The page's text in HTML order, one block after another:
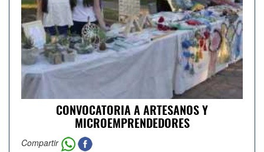
CONVOCATORIA A ARTESANOS Y
MICROEMPRENDEDORES
Compartir